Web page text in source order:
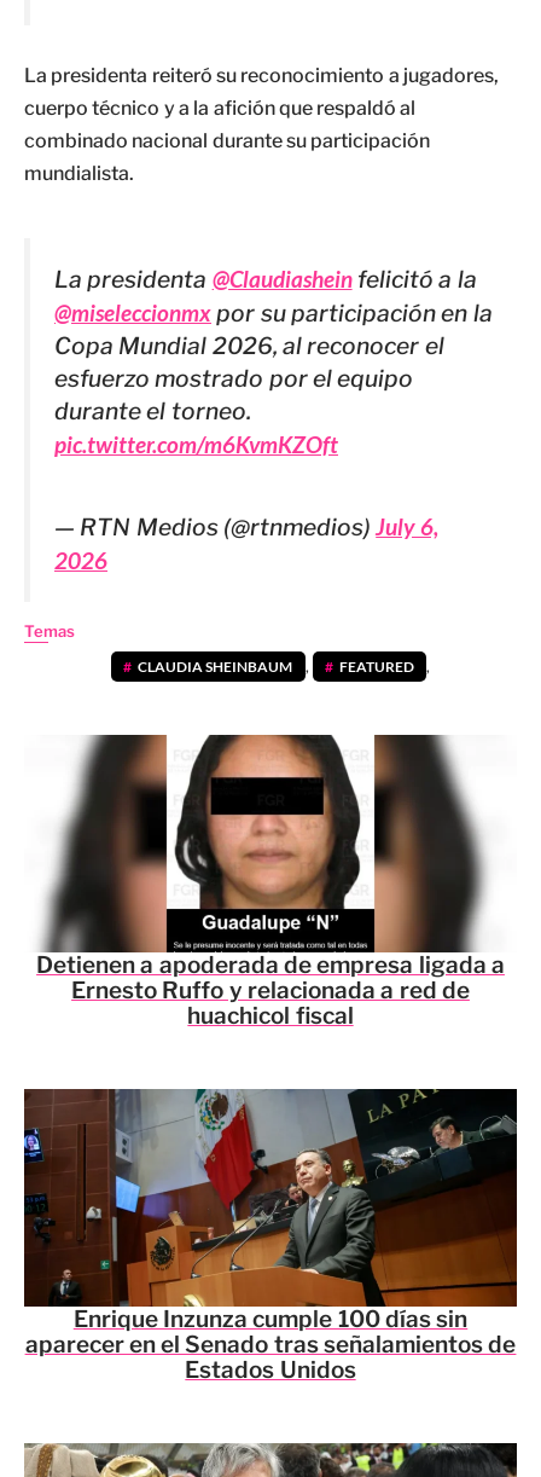
La presidenta reiteró su reconocimiento a jugadores,
cuerpo técnico y a la afición que respaldó al
combinado nacional durante su participación
mundialista.
La presidenta @Claudiasheinfelicitó a la
@miseleccionmxpor su participación en la
Copa Mundial 2026, al reconocer el
esfuerzo mostrado por el equipo
durante el torneo.
pic.twitter.com/m6KvmKZOft
— RTN Medios (@rtnmedios)July 6,
2026
Temas
CLAUDIA SHEINBAUM , FEATURED ,
Detienen a apoderada de empresa ligada a
Ernesto Ruffo y relacionada a red de
huachicol fiscal
Enrique Inzunza cumple 100 días sin
aparecer en el Senado tras señalamientos de
Estados Unidos